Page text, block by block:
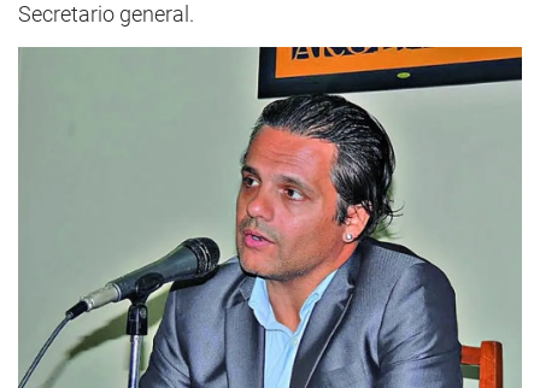
Secretario general.